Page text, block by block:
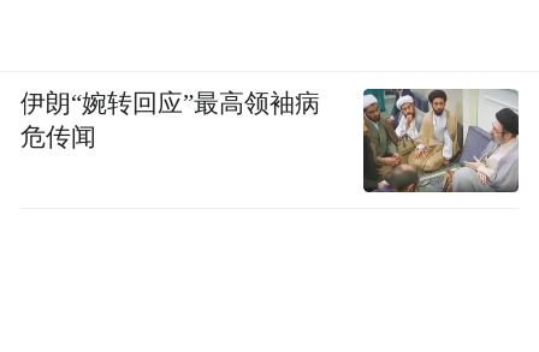
伊朗“婉转回应”最高领袖病
危传闻